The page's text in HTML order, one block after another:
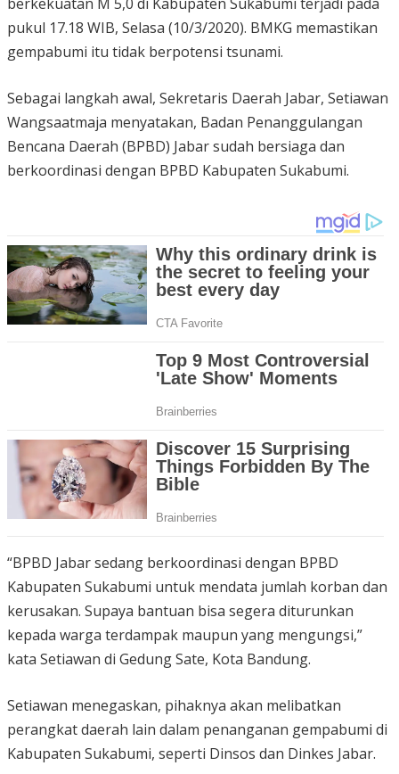
berkekuatan M 5,0 di Kabupaten Sukabumi terjadi pada
pukul 17.18 WIB, Selasa (10/3/2020). BMKG memastikan
gempabumi itu tidak berpotensi tsunami.
Sebagai langkah awal, Sekretaris Daerah Jabar, Setiawan
Wangsaatmaja menyatakan, Badan Penanggulangan
Bencana Daerah (BPBD) Jabar sudah bersiaga dan
berkoordinasi dengan BPBD Kabupaten Sukabumi.
“BPBD Jabar sedang berkoordinasi dengan BPBD
Kabupaten Sukabumi untuk mendata jumlah korban dan
kerusakan. Supaya bantuan bisa segera diturunkan
kepada warga terdampak maupun yang mengungsi,”
kata Setiawan di Gedung Sate, Kota Bandung.
Setiawan menegaskan, pihaknya akan melibatkan
perangkat daerah lain dalam penanganan gempabumi di
Kabupaten Sukabumi, seperti Dinsos dan Dinkes Jabar.